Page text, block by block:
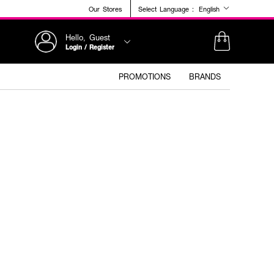
Our Stores Select Language : English
Hello, Guest
Login / Register
PROMOTIONS BRANDS